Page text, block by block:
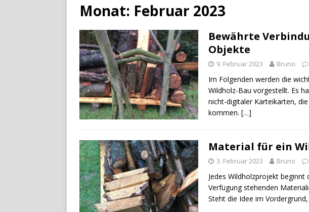
Monat: Februar 2023
Bewährte
Objekte
9. Februar 2023 Bruno
Im Folgenden werden die
Wildholz-Bau vorgestellt. Es
nicht-digitaler Karteikarten,
kommen. […]
Material für ein
3. Februar 2023 Bruno
Jedes Wildholzprojekt
Verfügung stehenden
Steht die Idee im